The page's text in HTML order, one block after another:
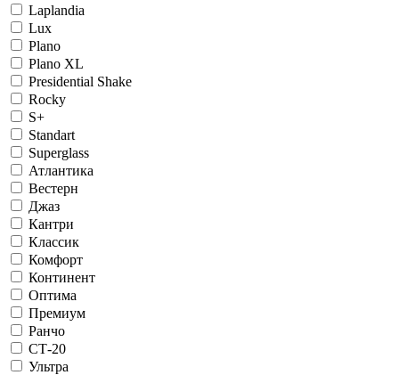
Laplandia
Lux
Plano
Plano XL
Presidential Shake
Rocky
S+
Standart
Superglass
Атлантика
Вестерн
Джаз
Кантри
Классик
Комфорт
Континент
Оптима
Премиум
Ранчо
СТ-20
Ультра